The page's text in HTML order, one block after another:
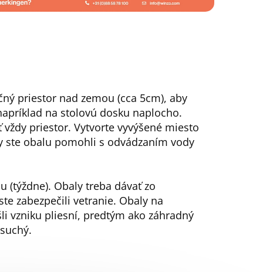
priestor nad zemou (cca 5cm), aby
na stolovú dosku naplocho.
priestor. Vytvorte vyvýšené miesto
ste obalu pomohli s odvádzaním vody
(týždne). Obaly treba dávať zo
zabezpečili vetranie. Obaly na
vzniku pliesní, predtým ako záhradný